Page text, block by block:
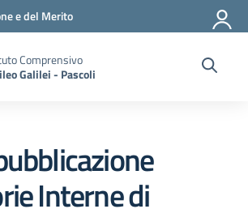
e del Merito
Comprensivo
Galilei - Pascoli
Interne di